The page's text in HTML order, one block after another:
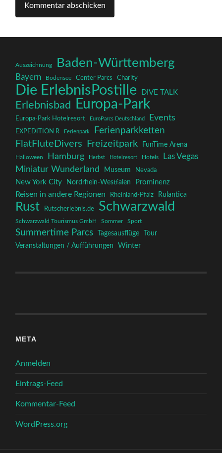
Auszeichnung Baden-Württemberg
Bayern Bodensee Center Parcs Charity
Die ErlebnisPostille DIVE TALK
Erlebnisbad Europa-Park
Europa-Park Hotelresort EuroParcs Deutschland Events
EXPEDITION R Ferienpark Ferienparkketten
FlatFluteDivers Freizeitpark FunTime Arena
Halloween Hamburg Herbst Hotelresort Hotels
Las Vegas
Miniatur Wunderland
Museum Nevada
New York City Nordrhein-Westfalen Prominenz
Reisen in andere Regionen Rheinland-Pfalz Rulantica
Rust Rutscherlebnis.de Schwarzwald
Schwarzwald Tourismus GmbH Sommer Sport
Summertime Parcs Tagesausflüge
Tour
Veranstaltungen / Aufführungen
Winter
META
Anmelden
Eintrags-Feed
Kommentar-Feed
WordPress.org